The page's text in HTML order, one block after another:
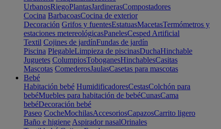
UrbanosRiegoPlantasJardinerasCompostadores
Cocina BarbacoasCocina de exterior
Decoración Grifos y fuentesEstatuasMacetasTermómetros y
estaciones metereológicasPanelesCesped Artificial
Textil Cojines de jardínFundas de jardín
Piscina PlegableLimpieza de piscinasDuchaHinchable
Juguetes ColumpiosToboganesHinchablesCasitas
Mascotas ComederosJaulasCasetas para mascotas
Bebé
Habitación bebé HumidificadoresCestasColchón para
bebéMuebles para habitación de bebéCunasCama
bebéDecoración bebé
Paseo CocheMochilasAccesoriosCapazosCarrito ligero
Baño e higiene Aspirador nasalOrinales